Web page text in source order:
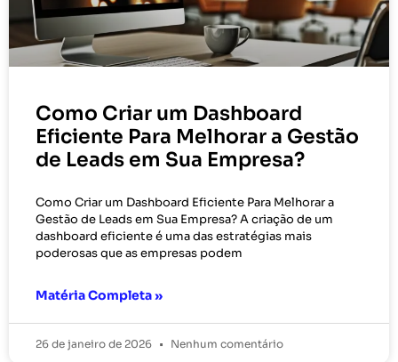
Como Criar um Dashboard
Eficiente Para Melhorar a Gestão
de Leads em Sua Empresa?
Como Criar um Dashboard Eficiente Para Melhorar a
Gestão de Leads em Sua Empresa? A criação de um
dashboard eficiente é uma das estratégias mais
poderosas que as empresas podem
Matéria Completa »
26 de janeiro de 2026 Nenhum comentário